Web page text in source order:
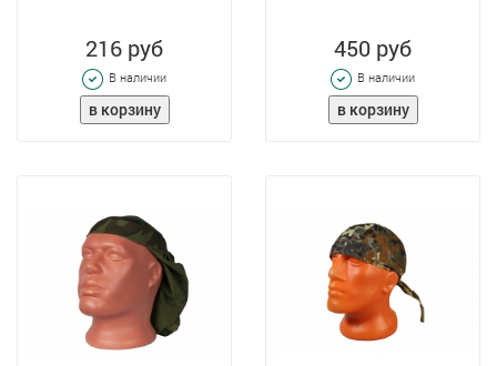
216 руб
В наличии
450 руб
В наличии